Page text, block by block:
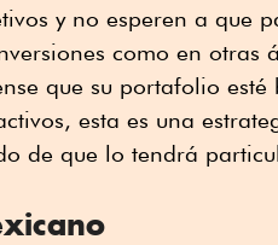
y no esperen a que
como en otras
que su portafolio esté
esta es una
de que lo tendrá